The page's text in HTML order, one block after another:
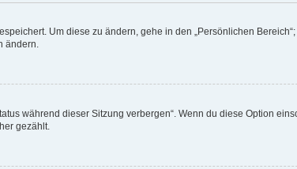
Um diese zu ändern, gehe in den „Persönlichen
ändern.
während dieser Sitzung verbergen“. Wenn du diese Option
gezählt.